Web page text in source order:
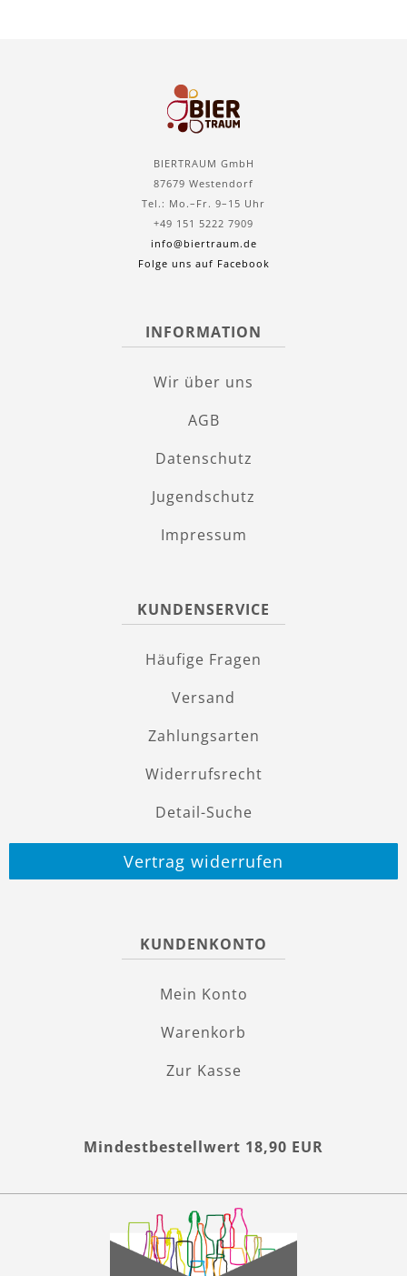
BIERTRAUM GmbH
87679 Westendorf
Tel.: Mo.–Fr. 9–15 Uhr
+49 151 5222 7909
info@biertraum.de
Folge uns auf Facebook
INFORMATION
Wir über uns
AGB
Datenschutz
Jugendschutz
Impressum
KUNDENSERVICE
Häufige Fragen
Versand
Zahlungsarten
Widerrufsrecht
Detail-Suche
Vertrag widerrufen
KUNDENKONTO
Mein Konto
Warenkorb
Zur Kasse
Mindestbestellwert 18,90 EUR